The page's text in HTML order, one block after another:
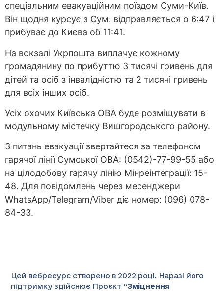
спеціальним евакуаційним поїздом Суми-Київ.
Він щодня курсує з Сум: відправляється о 6:47 і
прибуває до Києва об 11:41.
На вокзалі Укрпошта виплачує кожному
громадянину по прибуттю 3 тисячі гривень для
дітей та осіб з інвалідністю та 2 тисячі гривень
для всіх інших осіб.
Усіх охочих Київська ОВА буде розміщувати в
модульному містечку Вишгородського району.
З питань евакуації звертайтеся за телефоном
гарячої лінії Сумської ОВА: (0542)-77-99-55 або
на цілодобову гарячу лінію Мінреінтеграції: 15-
48. Для повідомлень через месенджери
WhatsApp/Telegram/Viber діє номер: (096) 078-
84-33.
Цей вебресурс створено в 2022 році. Наразі його
підтримку здійснює Проєкт “Зміцнення